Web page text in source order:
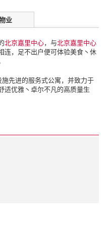
业
北京嘉里中心，与北京嘉里中心
连，足不出户便可体验美食丶休
先进的服务式公寓，并致力于
适优雅丶卓尔不凡的高质量生